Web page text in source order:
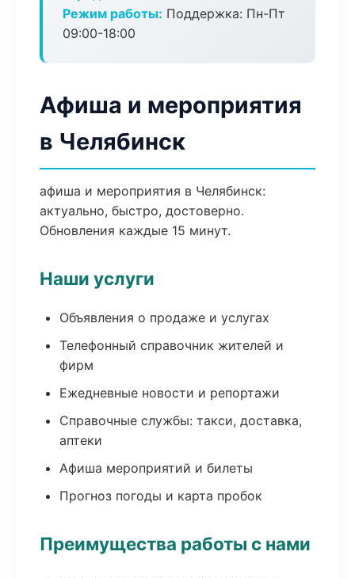
Режим работы: Поддержка: Пн-Пт
09:00-18:00
Афиша и мероприятия
в Челябинск
афиша и мероприятия в Челябинск:
актуально, быстро, достоверно.
Обновления каждые 15 минут.
Наши услуги
Объявления о продаже и услугах
Телефонный справочник жителей и
фирм
Ежедневные новости и репортажи
Справочные службы: такси, доставка,
аптеки
Афиша мероприятий и билеты
Прогноз погоды и карта пробок
Преимущества работы с нами